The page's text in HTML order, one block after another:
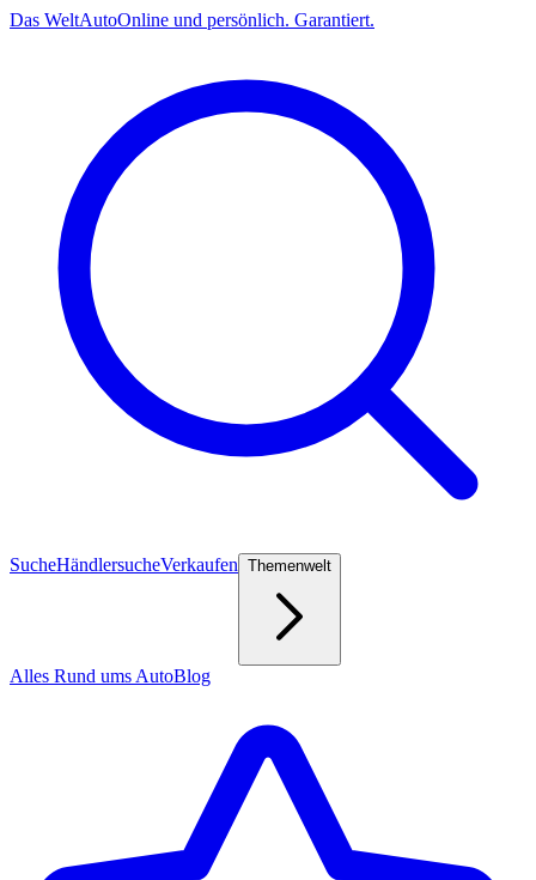
Das WeltAutoOnline und persönlich. Garantiert.
SucheHändlersucheVerkaufen Themenwelt
Alles Rund ums AutoBlog